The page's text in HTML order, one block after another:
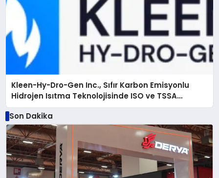
Kleen-Hy-Dro-Gen Inc., Sıfır Karbon Emisyonlu
Hidrojen Isıtma Teknolojisinde ISO ve TSSA
Düzenleyici Onaylarını Aldı
Son Dakika